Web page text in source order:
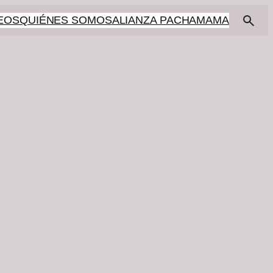
QUIÉNES SOMOSALIANZA PACHAMAMA